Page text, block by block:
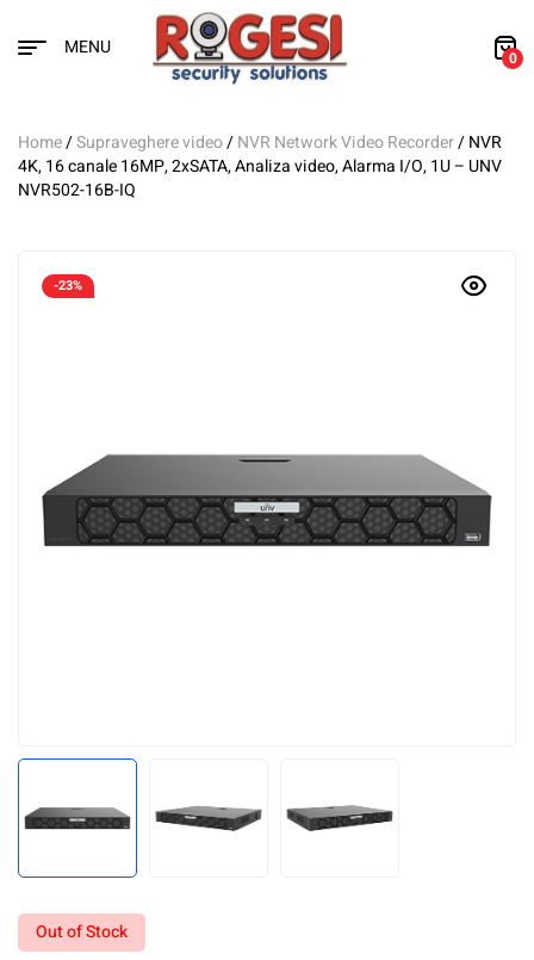
MENU 0
Home/Supraveghere video/NVR Network Video Recorder/ NVR
4K, 16 canale 16MP, 2xSATA, Analiza video, Alarma I/O, 1U – UNV
NVR502-16B-IQ
-23%
Out of Stock